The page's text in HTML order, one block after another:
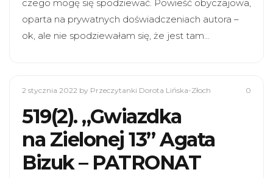
czego mogę się spodziewać. Powieść obyczajowa,
oparta na prywatnych doświadczeniach autora –
ok, ale nie spodziewałam się, że jest tam…
2 stycznia 2022 by Przeczytanki Dorota Lińska-Złoch 0
519(2). „Gwiazdka
na Zielonej 13” Agata
Bizuk – PATRONAT